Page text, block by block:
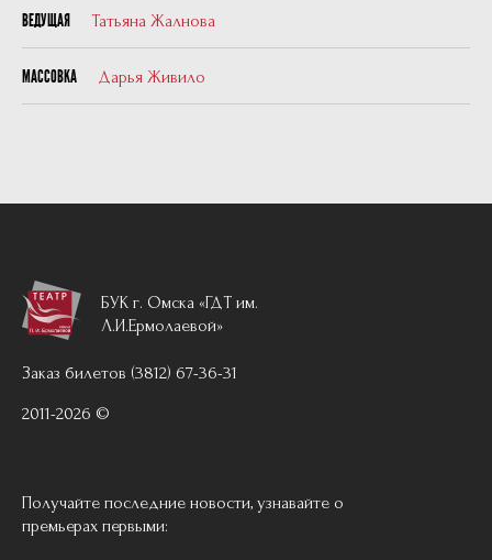
ВЕДУЩАЯ Татьяна Жалнова
МАССОВКА Дарья Живило
БУК г. Омска «ГДТ им.
Л.И.Ермолаевой»
Заказ билетов (3812) 67-36-31
2011-2026 ©
Получайте последние новости, узнавайте о
премьерах первыми: